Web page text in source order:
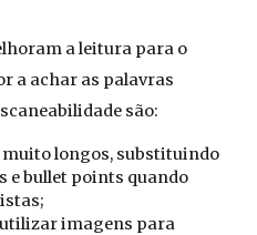
a leitura para o
a achar as palavras
são:
muito longos, substituindo
e bullet points quando
utilizar imagens para